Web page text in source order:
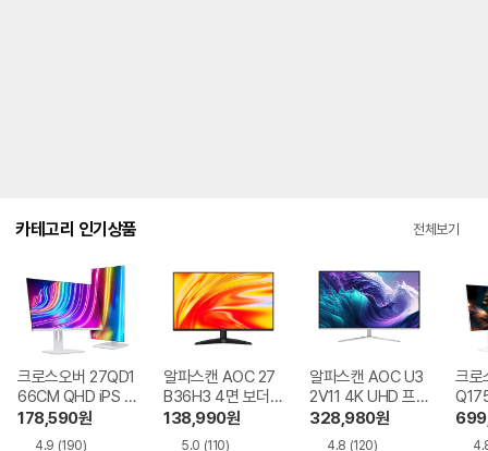
카테고리 인기상품 전체보기
크로스오버 27QD1
66CM QHD iPS U
SB-C 화이트 Ai 멀
티스탠드
178,590원
4.9 (190)
알파스캔 AOC 27
B36H3 4면 보더리
스 IPS 120 시력보
호 무결점
138,990원
5.0 (110)
알파스캔 AOC U3
2V11 4K UHD 프리
싱크 HDR 시력보호
무결점
328,980원
4.8 (120)
크로
Ai